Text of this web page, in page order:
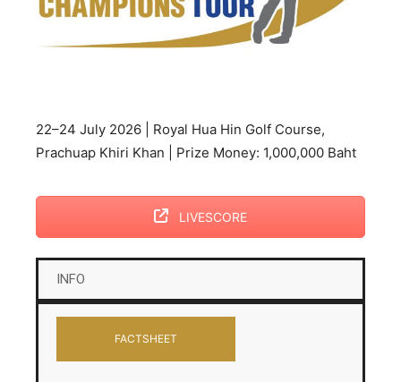
22–24 July 2026 | Royal Hua Hin Golf Course,
Prachuap Khiri Khan | Prize Money: 1,000,000 Baht
LIVESCORE
INFO
FACTSHEET